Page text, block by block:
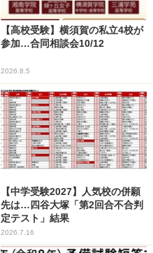
【高校受験】横須賀の私立4校が
参加…合同相談会10/12
2026.8.5
【中学受験2027】人気校の併願
先は…四谷大塚「第2回合不合判
定テスト」結果
2026.7.16